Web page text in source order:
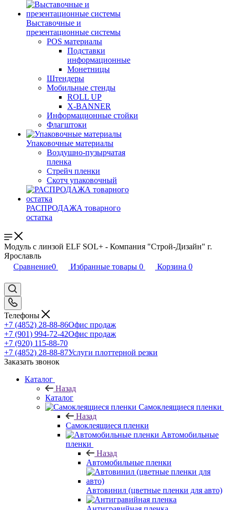
Выставочные и
презентационные системы
POS материалы
Подставки
информационные
Монетницы
Штендеры
Мобильные стенды
ROLL UP
X-BANNER
Информационные стойки
Флагштоки
Упаковочные материалы
Воздушно-пузырчатая
пленка
Стрейч пленки
Скотч упаковочный
РАСПРОДАЖА товарного
остатка
Модуль с линзой ELF SOL+ - Компания "Строй-Дизайн" г.
Ярославль
Сравнение0 Избранные товары 0 Корзина 0
Телефоны
+7 (4852) 28-88-86Офис продаж
+7 (901) 994-72-42Офис продаж
+7 (920) 115-88-70
+7 (4852) 28-88-87Услуги плоттерной резки
Заказать звонок
Каталог
Назад
Каталог
Самоклеящиеся пленки
Назад
Самоклеящиеся пленки
Автомобильные
пленки
Назад
Автомобильные пленки
Автовинил (цветные пленки для авто)